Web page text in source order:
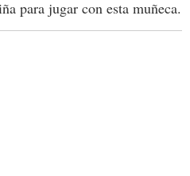
para jugar con esta muñeca.